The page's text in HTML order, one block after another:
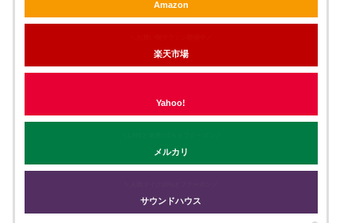
Amazon
楽天市場
Yahoo!
メルカリ
サウンドハウス